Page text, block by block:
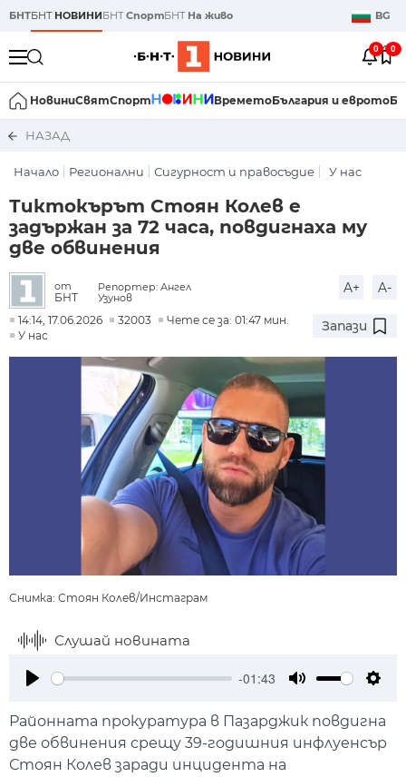
БНТБНТ НОВИНИБНТСпортБНТ На живо BG
0 0
НовиниСвятСпорт ВреметоБългария и еврото
НАЗАД
Начало Регионални Сигурност и правосъдие У нас
Тиктокърът Стоян Колев е
задържан за 72 часа, повдигнаха му
две обвинения
от
БНТ
Репортер: Ангел
Узунов
A+ A-
14:14, 17.06.2026 32003
Чете се за: 01:47 мин.
У нас
Запази
Снимка: Стоян Колев/Инстаграм
Слушай новината
-01:43
Районната прокуратура в Пазарджик повдигна
две обвинения срещу 39-годишния инфлуенсър
Стоян Колев заради инцидента на